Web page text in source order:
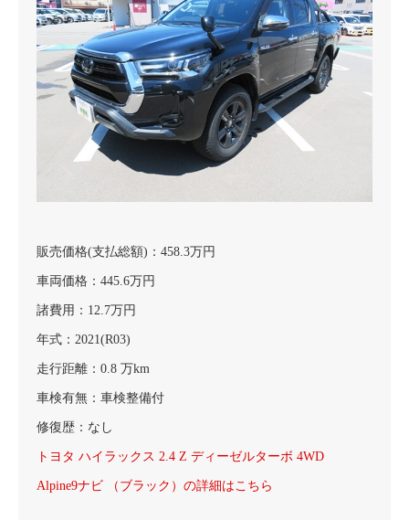
販売価格(支払総額)：458.3万円
車両価格：445.6万円
諸費用：12.7万円
年式：2021(R03)
走行距離：0.8 万km
車検有無：車検整備付
修復歴：なし
トヨタ ハイラックス 2.4 Z ディーゼルターボ 4WD
Alpine9ナビ （ブラック）の詳細はこちら